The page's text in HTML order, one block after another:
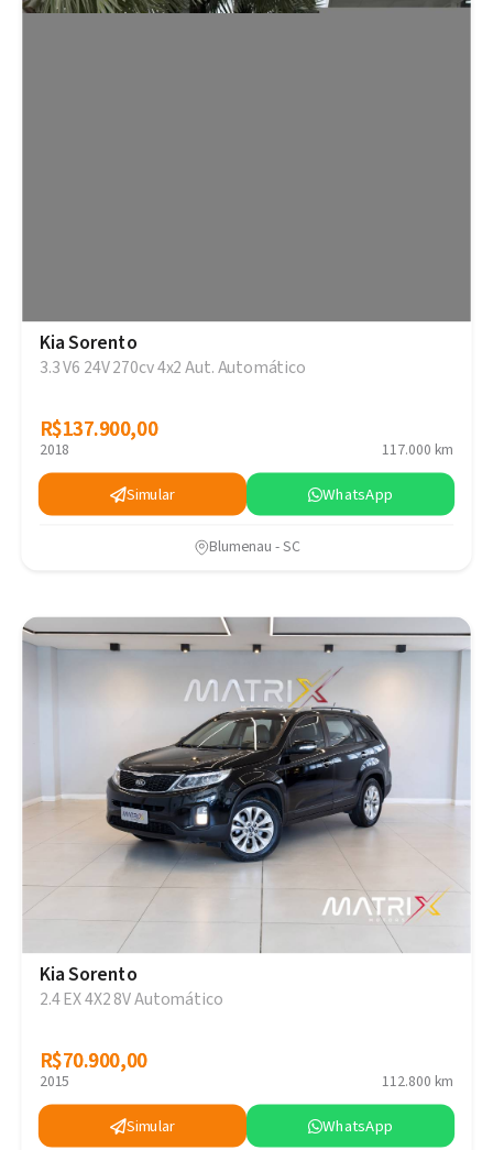
Kia Sorento
3.3 V6 24V 270cv 4x2 Aut. Automático
R$137.900,00
R$137.900,00
2018 117.000 km
Simular WhatsApp
Blumenau - SC
Kia Sorento
2.4 EX 4X2 8V Automático
R$70.900,00
R$70.900,00
2015 112.800 km
Simular WhatsApp